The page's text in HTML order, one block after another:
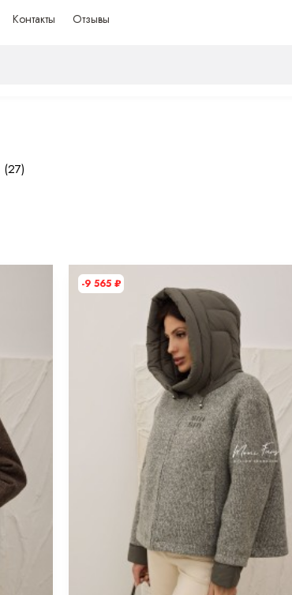
Контакты Отзывы
(27)
-9 565₽